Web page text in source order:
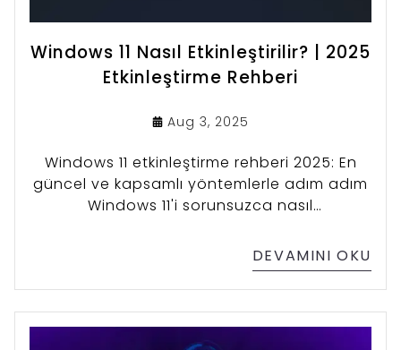
Windows 11 Nasıl Etkinleştirilir? | 2025
Etkinleştirme Rehberi
Aug 3, 2025
Windows 11 etkinleştirme rehberi 2025: En
güncel ve kapsamlı yöntemlerle adım adım
Windows 11'i sorunsuzca nasıl
DEVAMINI OKU